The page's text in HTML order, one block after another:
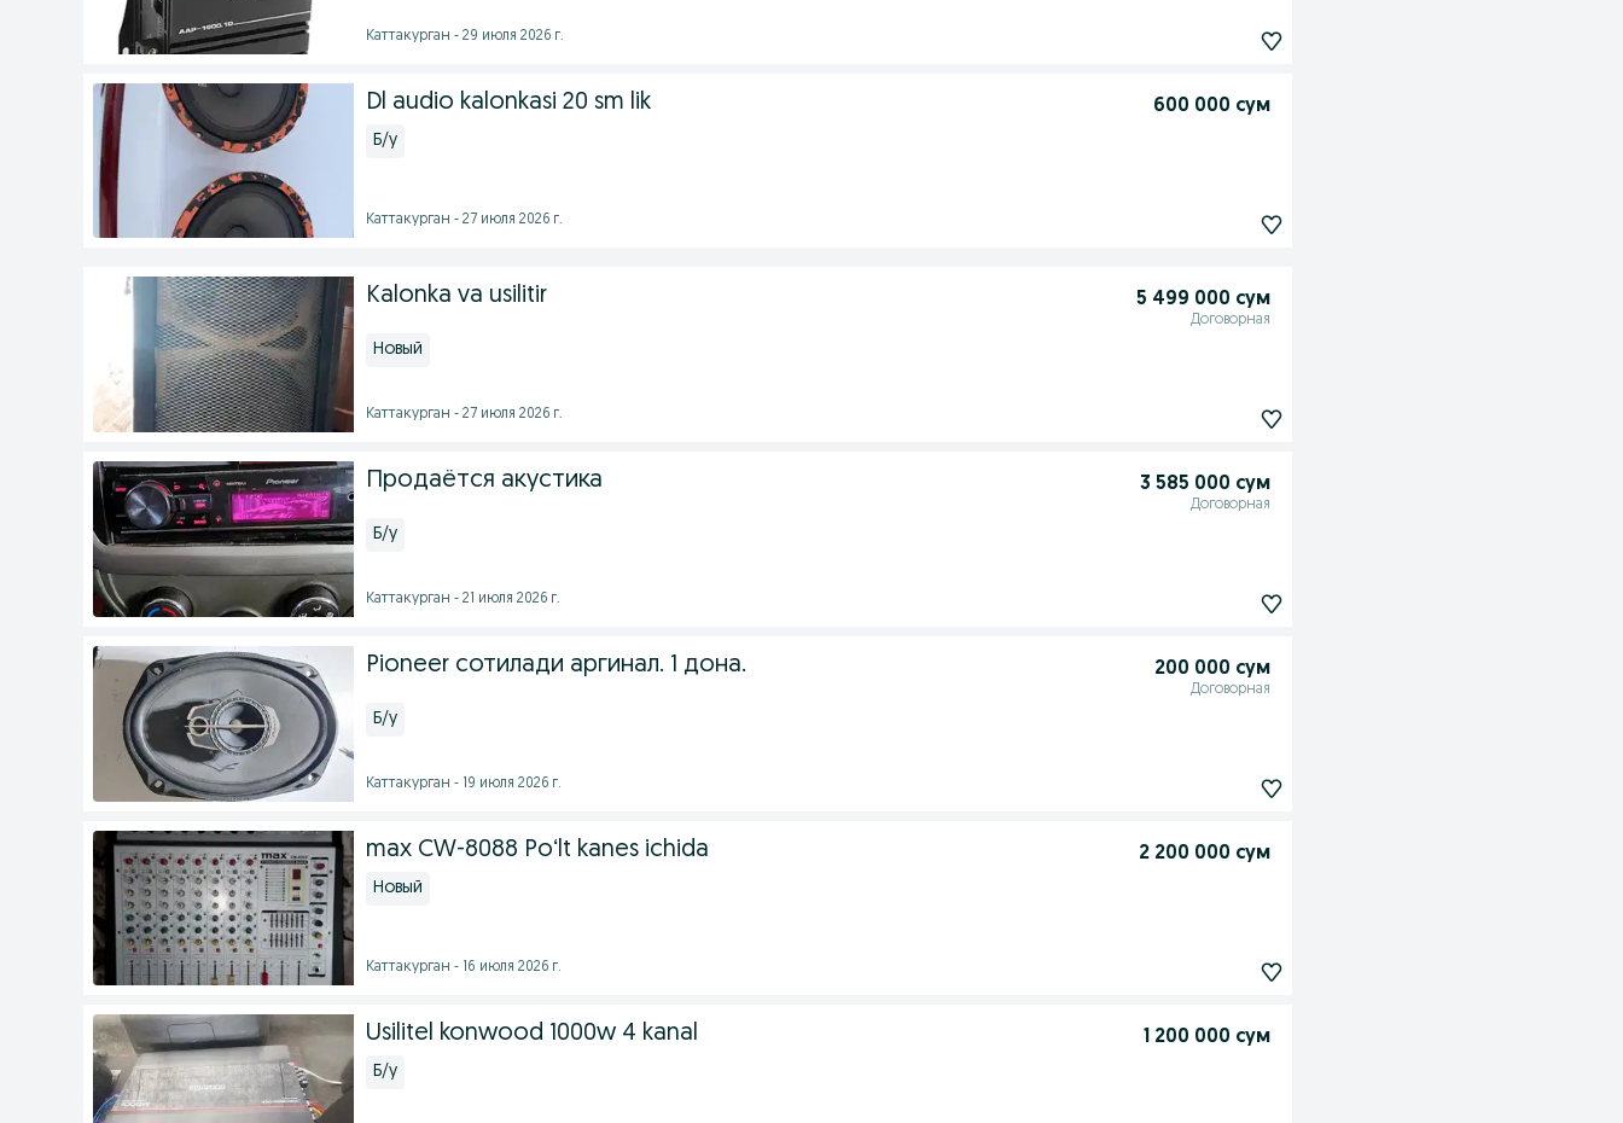
Каттакурган - 29 июля 2026 г.
Dl audio kalonkasi 20 sm lik 600 000 сум
Б/у
Каттакурган - 27 июля 2026 г.
Kalonka va usilitir 5 499 000 сум
Договорная
Новый
Каттакурган - 27 июля 2026 г.
Продаётся акустика 3 585 000 сум
Договорная
Б/у
Каттакурган - 21 июля 2026 г.
Pioneer сотилади аргинал. 1 дона. 200 000 сум
Договорная
Б/у
Каттакурган - 19 июля 2026 г.
max CW-8088 Poʻlt kanes ichida 2 200 000 сум
Новый
Каттакурган - 16 июля 2026 г.
Usilitel konwood 1000w 4 kanal 1 200 000 сум
Б/у